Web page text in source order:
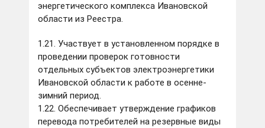
энергетического комплекса Ивановской
области из Реестра.
1.21. Участвует в установленном порядке в
проведении проверок готовности
отдельных субъектов электроэнергетики
Ивановской области к работе в осенне-
зимний период.
1.22. Обеспечивает утверждение графиков
перевода потребителей на резервные виды